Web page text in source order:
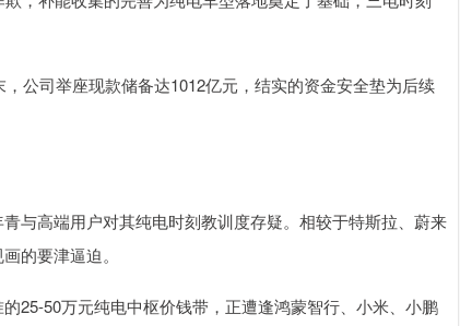
公司举座现款储备达1012亿元，结实的资金安全垫为后续
与高端用户对其纯电时刻教训度存疑。相较于特斯拉、蔚来
的要津逼迫。
25-50万元纯电中枢价钱带，正遭逢鸿蒙智行、小米、小鹏